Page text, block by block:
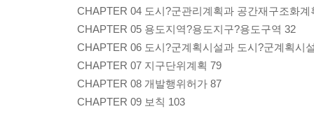
CHAPTER 04 도시?군관리계획과 공간재구조화계
CHAPTER 05 용도지역?용도지구?용도구역 32
CHAPTER 06 도시?군계획시설과 도시?군계획시
CHAPTER 07 지구단위계획 79
CHAPTER 08 개발행위허가 87
CHAPTER 09 보칙 103